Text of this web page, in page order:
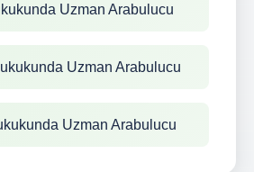
Uzman Arabulucu
Uzman Arabulucu
Uzman Arabulucu